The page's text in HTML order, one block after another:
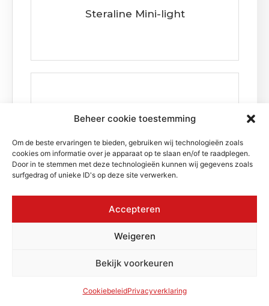
Beheer cookie toestemming
Om de beste ervaringen te bieden, gebruiken wij technologieën zoals
cookies om informatie over je apparaat op te slaan en/of te raadplegen.
Door in te stemmen met deze technologieën kunnen wij gegevens zoals
surfgedrag of unieke ID's op deze site verwerken.
Accepteren
Weigeren
Bekijk voorkeuren
CookiebeleidPrivacyverklaring
Steraline Mini-light
Steraline Olfa XL 2 Extra Lange
snijder 18mm